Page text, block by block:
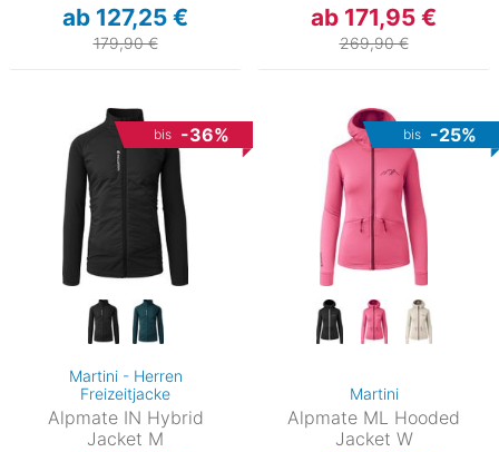
ab 127,25 €
179,90 €
ab 171,95 €
269,90 €
bis -36%
Martini - Herren
Freizeitjacke
Alpmate IN Hybrid
Jacket M
bis -25%
Martini
Alpmate ML Hooded
Jacket W